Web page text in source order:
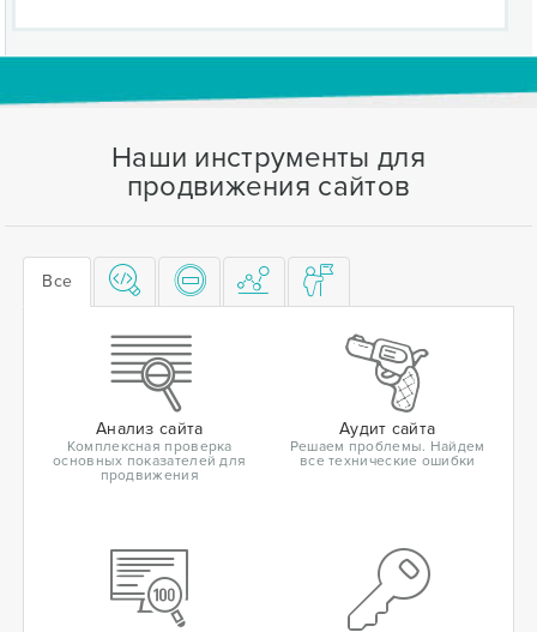
Наши инструменты для
продвижения сайтов
Все
Анализ сайта
Комплексная проверка
основных показателей для
продвижения
Аудит сайта
Решаем проблемы. Найдем
все технические ошибки